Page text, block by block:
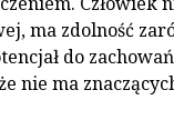
ma zdolność
do
nie ma